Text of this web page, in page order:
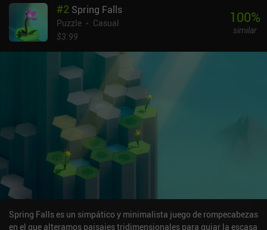
#2 Spring Falls
Puzzle
Casual
$3.99
100%
similar
Spring Falls es un simpático y minimalista juego de rompecabezas
en el que alteramos paisajes tridimensionales para guiar la escasa